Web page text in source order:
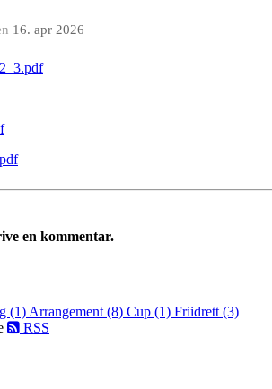
16. apr 2026
en kommentar.
(1) Arrangement (8) Cup (1) Friidrett (3)
RSS